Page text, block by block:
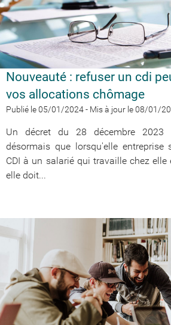
Nouveauté : refuser un cdi
vos allocations chômage
Publié le 05/01/2024- Mis à jour le 08/01/
Un décret du 28 décembre 2023
désormais que lorsqu'elle entreprise
CDI à un salarié qui travaille chez elle
elle doit...